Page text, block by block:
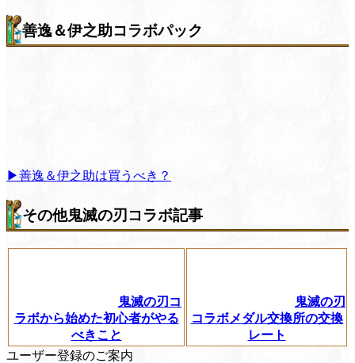
善逸＆伊之助コラボパック
▶善逸＆伊之助は買うべき？
その他鬼滅の刃コラボ記事
鬼滅の刃コ
ラボから始めた初心者がやる
べきこと
鬼滅の刃
コラボメダル交換所の交換
レート
ユーザー登録のご案内